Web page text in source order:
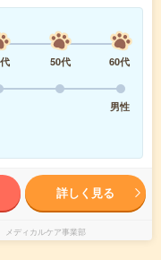
50代
60代
男性
詳しく見る
ディカルケア事業部